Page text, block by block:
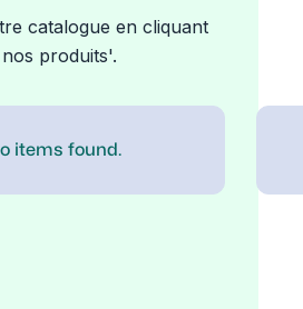
catalogue en cliquant
produits'.
items found.